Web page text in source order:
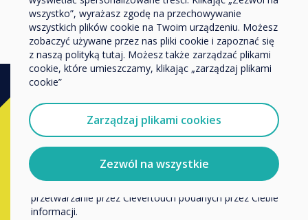
Kup
Skontaktuj się z ekspertem
Clevertouch, wypełniając poniższy
formularz
wszystko”, wyrażasz zgodę na przechowywanie
wszystkich plików cookie na Twoim urządzeniu. Możesz
zobaczyć używane przez nas pliki cookie i zapoznać się
z naszą polityką tutaj. Możesz także zarządzać plikami
cookie, które umieszczamy, klikając „zarządzaj plikami
cookie”
Zarządzaj plikami cookies
Zezwól na wszystkie
Chcielibyśmy się z Tobą skontaktować w sprawie
naszych produktów i usług za pośrednictwem poczty
elektronicznej, telefonu lub poczty.
Clevertouch.
Aby uzyskać informacje o tym, jak gromadzimy i
wykorzystujemy Twoje dane osobowe, odwiedź naszą
politykę prywatności.
Klikając Wyślij, wyrażasz zgodę na przechowywanie i
przetwarzanie przez Clevertouch podanych przez Ciebie
informacji.